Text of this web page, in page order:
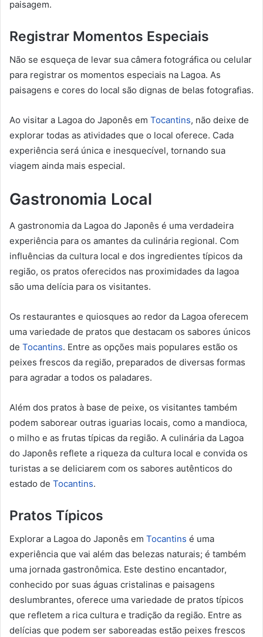
paisagem.
Registrar Momentos Especiais
Não se esqueça de levar sua câmera fotográfica ou celular
para registrar os momentos especiais na Lagoa. As
paisagens e cores do local são dignas de belas fotografias.
Ao visitar a Lagoa do Japonês em Tocantins, não deixe de
explorar todas as atividades que o local oferece. Cada
experiência será única e inesquecível, tornando sua
viagem ainda mais especial.
Gastronomia Local
A gastronomia da Lagoa do Japonês é uma verdadeira
experiência para os amantes da culinária regional. Com
influências da cultura local e dos ingredientes típicos da
região, os pratos oferecidos nas proximidades da lagoa
são uma delícia para os visitantes.
Os restaurantes e quiosques ao redor da Lagoa oferecem
uma variedade de pratos que destacam os sabores únicos
de Tocantins. Entre as opções mais populares estão os
peixes frescos da região, preparados de diversas formas
para agradar a todos os paladares.
Além dos pratos à base de peixe, os visitantes também
podem saborear outras iguarias locais, como a mandioca,
o milho e as frutas típicas da região. A culinária da Lagoa
do Japonês reflete a riqueza da cultura local e convida os
turistas a se deliciarem com os sabores autênticos do
estado de Tocantins.
Pratos Típicos
Explorar a Lagoa do Japonês em Tocantins é uma
experiência que vai além das belezas naturais; é também
uma jornada gastronômica. Este destino encantador,
conhecido por suas águas cristalinas e paisagens
deslumbrantes, oferece uma variedade de pratos típicos
que refletem a rica cultura e tradição da região. Entre as
delícias que podem ser saboreadas estão peixes frescos